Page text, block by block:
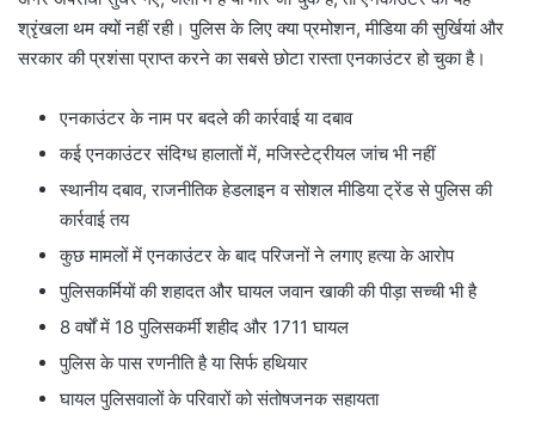
श्रृंखला थम क्यों नहीं रही। पुलिस के लिए क्या प्रमोशन, मीडिया की सुर्खियां और
सरकार की प्रशंसा प्राप्त करने का सबसे छोटा रास्ता एनकाउंटर हो चुका है।
एनकाउंटर के नाम पर बदले की कार्रवाई या दबाव
कई एनकाउंटर संदिग्ध हालातों में, मजिस्टेट्रीयल जांच भी नहीं
स्थानीय दबाव, राजनीतिक हेडलाइन व सोशल मीडिया ट्रेंड से पुलिस की
कार्रवाई तय
कुछ मामलों में एनकाउंटर के बाद परिजनों ने लगाए हत्या के आरोप
पुलिसकर्मियों की शहादत और घायल जवान खाकी की पीड़ा सच्ची भी है
8 वर्षों में 18 पुलिसकर्मी शहीद और 1711 घायल
पुलिस के पास रणनीति है या सिर्फ हथियार
घायल पुलिसवालों के परिवारों को संतोषजनक सहायता